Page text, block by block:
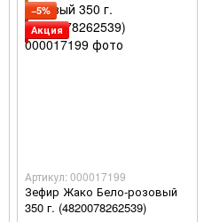
−5%
Акция
Артикул: 000017199
Зефир Жако Бело-розовый
350 г. (4820078262539)